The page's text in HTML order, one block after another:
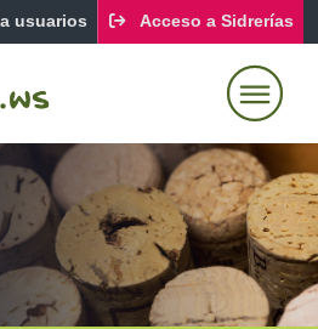
usuarios Acceso a Sidrerías